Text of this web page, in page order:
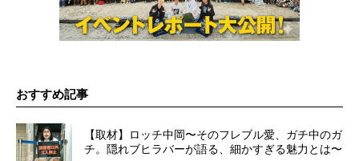
おすすめ記事
【取材】ロッチ中岡〜そのフレブル愛、ガチ中のガ
チ。隠れブヒラバーが語る、細かすぎる魅力とは〜